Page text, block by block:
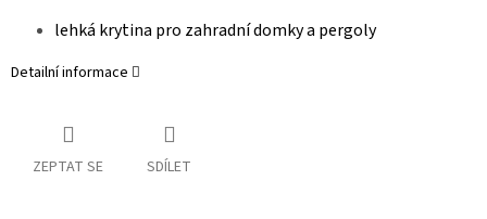
lehká krytina pro zahradní domky a pergoly
Detailní informace
ZEPTAT SE SDÍLET